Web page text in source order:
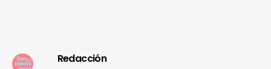
Redacción